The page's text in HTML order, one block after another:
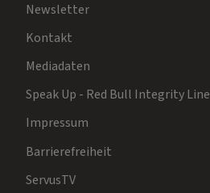
Newsletter
Kontakt
Mediadaten
Speak Up - Red Bull Integrity Line
Impressum
Barrierefreiheit
ServusTV